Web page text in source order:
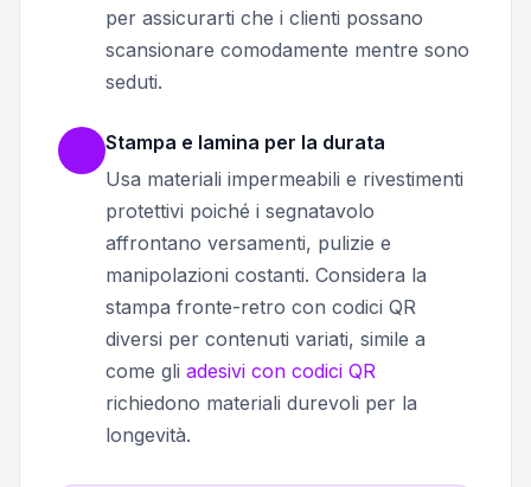
per assicurarti che i clienti possano
scansionare comodamente mentre sono
seduti.
Stampa e lamina per la durata
Usa materiali impermeabili e rivestimenti
protettivi poiché i segnatavolo
affrontano versamenti, pulizie e
manipolazioni costanti. Considera la
stampa fronte-retro con codici QR
diversi per contenuti variati, simile a
come gli adesivi con codici QR
richiedono materiali durevoli per la
longevità.